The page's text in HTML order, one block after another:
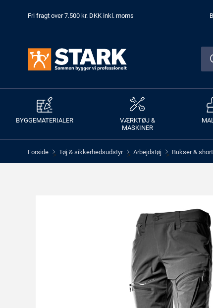
Fri fragt over 7.500 kr. DKK inkl. moms
BYGGEMATERIALER
VÆRKTØJ &
MASKINER
Forside > Tøj & sikkerhedsudstyr > Arbejdstøj > Bukser &